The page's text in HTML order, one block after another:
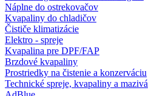
Náplne do ostrekovačov
Kvapaliny do chladičov
Čističe klimatizácie
Elektro - spreje
Kvapalina pre DPF/FAP
Brzdové kvapaliny
Prostriedky na čistenie a konzerváciu
Technické spreje, kvapaliny a mazivá